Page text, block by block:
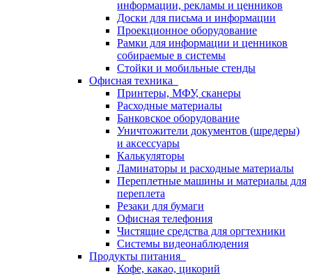
информации, рекламы и ценников
Доски для письма и информации
Проекционное оборудование
Рамки для информации и ценников
собираемые в системы
Стойки и мобильные стенды
Офисная техника
Принтеры, МФУ, сканеры
Расходные материалы
Банковское оборудование
Уничтожители документов (шредеры)
и аксессуары
Калькуляторы
Ламинаторы и расходные материалы
Переплетные машины и материалы для
переплета
Резаки для бумаги
Офисная телефония
Чистящие средства для оргтехники
Системы видеонаблюдения
Продукты питания
Кофе, какао, цикорий